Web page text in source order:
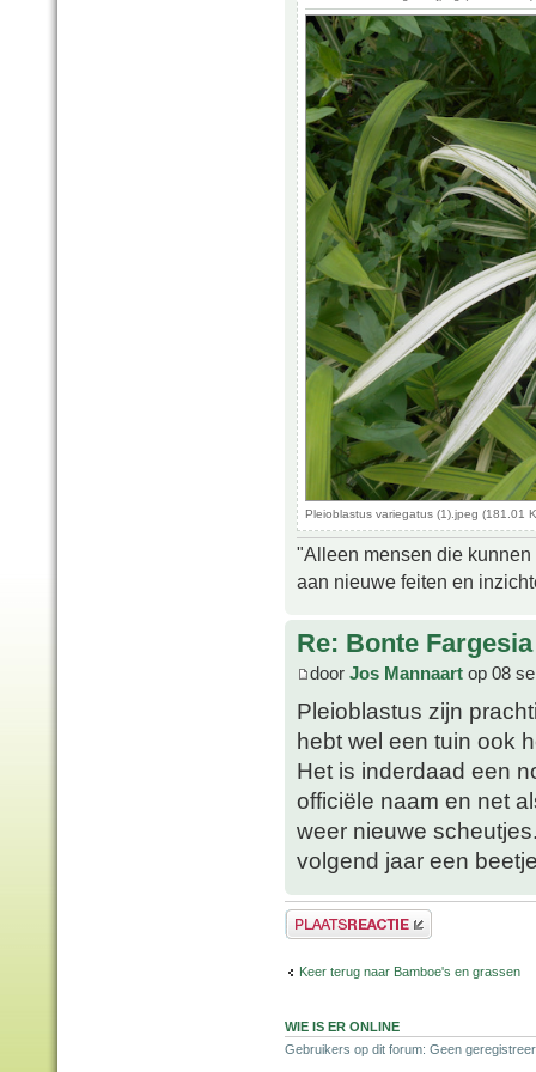
Pleioblastus variegatus (1).jpeg (181.01
"Alleen mensen die
aan nieuwe feiten en
Re: Bonte
door Jos Mannaart op 08
Pleioblastus zijn
hebt wel een tuin ook
Het is inderdaad een
officiële naam en net
weer nieuwe
volgend jaar een
Plaats een reactie
Keer terug naar Bamboe's en grassen
WIE IS ER ONLINE
Gebruikers op dit forum: Geen